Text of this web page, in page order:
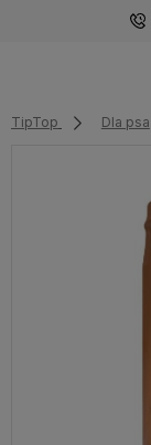
TipTop Dla psa